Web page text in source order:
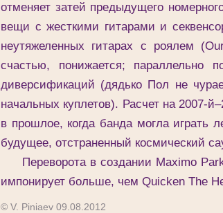
отменяет затей предыдущего
вещи с жесткими гитарами и
неутяжеленных гитарах с роялем
счастью, понижается; параллельно
диверсификаций (дядько Пол не
начальных куплетов). Расчет на 2007-
в прошлое, когда банда могла играть
будущее, отстраненный космический
Переворота в создании Maximo
импонирует больше, чем Quicken The
© V. Piniaev 09.08.2012